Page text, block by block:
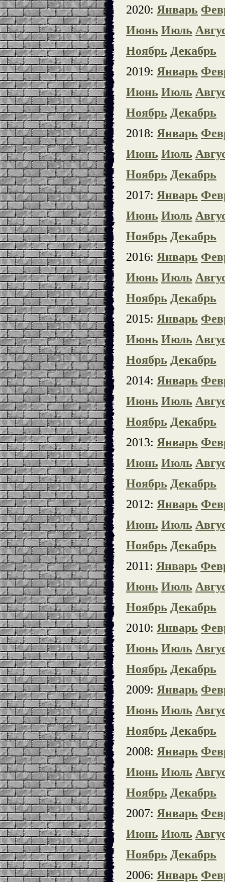
2020: Январь
Июнь Июль
Ноябрь Декабрь
2019: Январь
Июнь Июль
Ноябрь Декабрь
2018: Январь
Июнь Июль
Ноябрь Декабрь
2017: Январь
Июнь Июль
Ноябрь Декабрь
2016: Январь
Июнь Июль
Ноябрь Декабрь
2015: Январь
Июнь Июль
Ноябрь Декабрь
2014: Январь
Июнь Июль
Ноябрь Декабрь
2013: Январь
Июнь Июль
Ноябрь Декабрь
2012: Январь
Июнь Июль
Ноябрь Декабрь
2011: Январь
Июнь Июль
Ноябрь Декабрь
2010: Январь
Июнь Июль
Ноябрь Декабрь
2009: Январь
Июнь Июль
Ноябрь Декабрь
2008: Январь
Июнь Июль
Ноябрь Декабрь
2007: Январь
Июнь Июль
Ноябрь Декабрь
2006: Январь